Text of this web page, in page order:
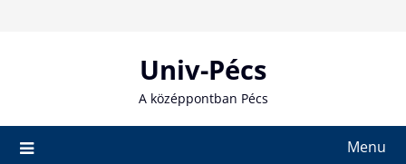
Univ-Pécs
A középpontban Pécs
Menu